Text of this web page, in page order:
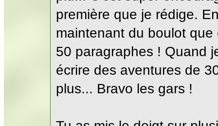
première que je rédige.
maintenant du boulot
50 paragraphes ! Quand
écrire des aventures de
plus... Bravo les gars !